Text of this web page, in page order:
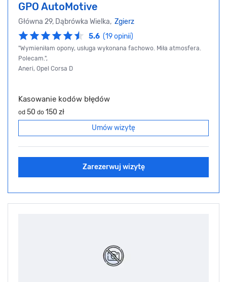
GPO AutoMotive
Główna 29, Dąbrówka Wielka, Zgierz
5.6 (19 opinii)
"Wymieniłam opony, usługa wykonana fachowo. Miła atmosfera.
Polecam.",
Aneri, Opel Corsa D
Kasowanie kodów błędów
od 50 do 150 zł
Umów wizytę
Zarezerwuj wizytę